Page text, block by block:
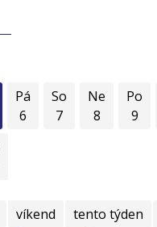
Pá
6
So
7
Ne
8
Po
9
víkend tento týden